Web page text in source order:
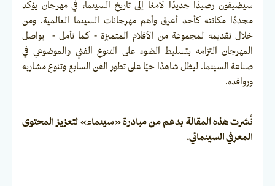
سيضيفون رصيدًا جديدًا لامعًا إلى تاريخ السينما، في مهرجان يؤكد
مجددًا مكانته كأحد أعرق وأهم مهرجانات السينما العالمية. ومن
خلال تقديمه لمجموعة من الأفلام المتميزة - كما نأمل - يواصل
المهرجان التزامه بتسليط الضوء على التنوع الفني والموضوعي في
صناعة السينما. ليظل شاهدًا حيًا على تطور الفن السابع وتنوع مشاربه
وروافده.
نُشرت هذه المقالة بدعم من مبادرة «سينماء» لتعزيز المحتوى
المعرفي السينمائي.